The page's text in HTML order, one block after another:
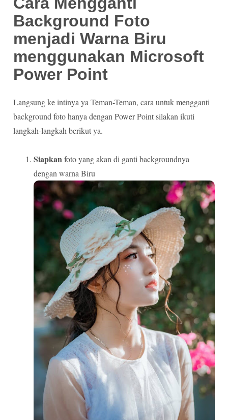
Background Foto
menjadi Warna Biru
menggunakan Microsoft
Power Point
Langsung ke intinya ya Teman-Teman, cara untuk mengganti
background foto hanya dengan Power Point silakan ikuti
langkah-langkah berikut ya.
Siapkanfoto yang akan di ganti backgroundnya
dengan warna Biru